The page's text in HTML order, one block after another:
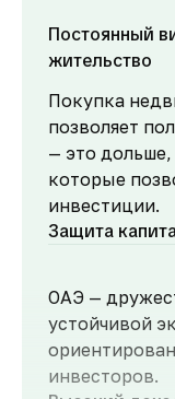
Постоянный
жительство
Покупка
позволяет
— это дольше,
которые
инвестиции.
Защита
ОАЭ —
устойчивой
инвесторов.